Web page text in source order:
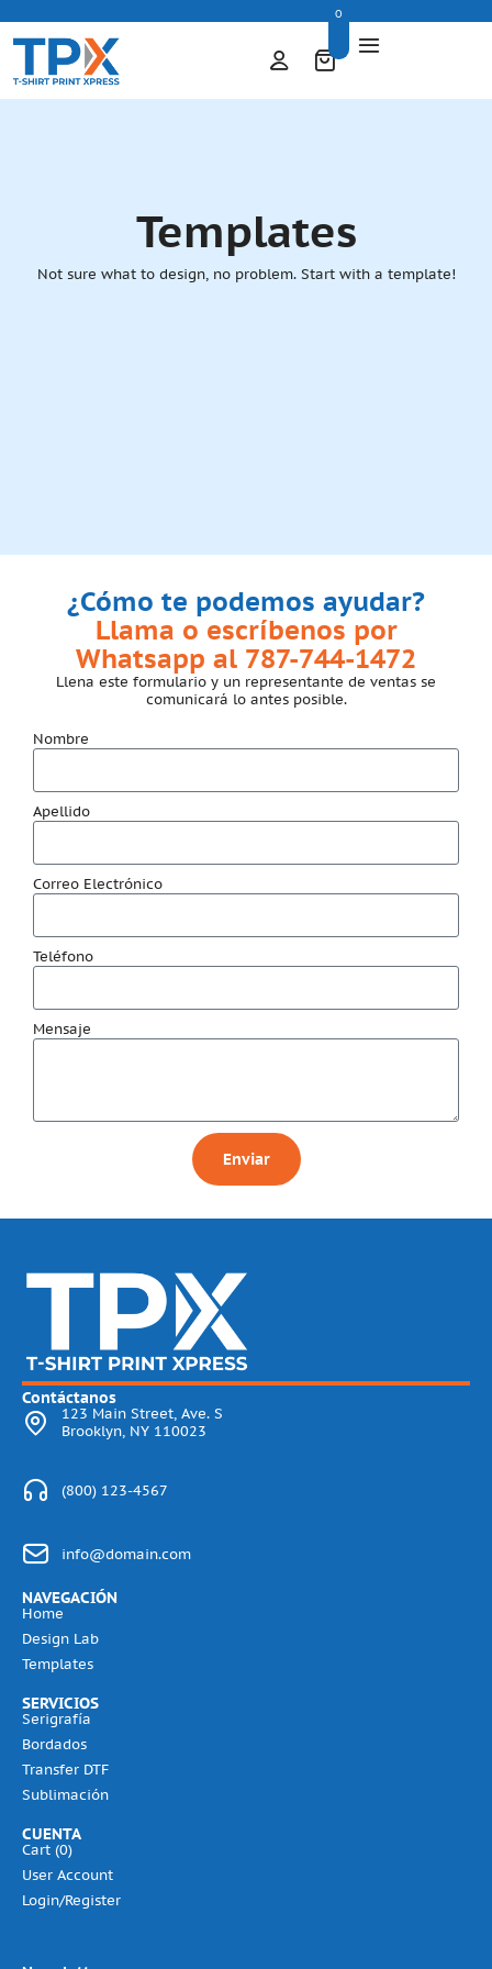
0
Templates
Not sure what to design, no problem. Start with a template!
¿Cómo te podemos ayudar?
Llama o escríbenos por
Whatsapp al 787-744-1472
Llena este formulario y un representante de ventas se
comunicará lo antes posible.
Nombre
Apellido
Correo Electrónico
Teléfono
Mensaje
Enviar
Contáctanos
123 Main Street, Ave. S
Brooklyn, NY 110023
(800) 123-4567
info@domain.com
NAVEGACIÓN
Home
Design Lab
Templates
SERVICIOS
Serigrafía
Bordados
Transfer DTF
Sublimación
CUENTA
Cart (0)
User Account
Login/Register